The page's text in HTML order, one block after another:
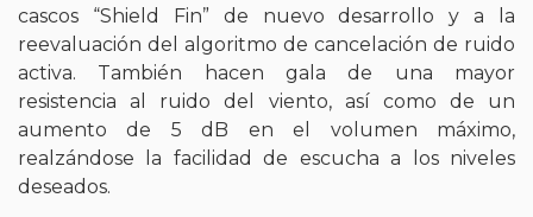
cascos “Shield Fin” de nuevo desarrollo y a la
reevaluación del algoritmo de cancelación de ruido
activa. También hacen gala de una mayor
resistencia al ruido del viento, así como de un
aumento de 5 dB en el volumen máximo,
realzándose la facilidad de escucha a los niveles
deseados.